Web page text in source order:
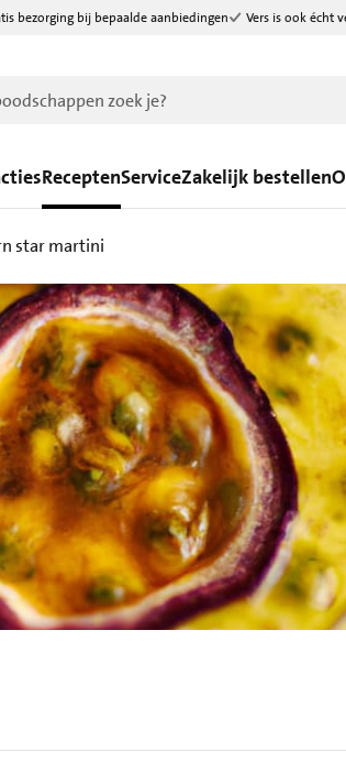
bezorging bij bepaalde aanbiedingen Vers is ook écht
ReceptenServiceZakelijk bestellen
star martini